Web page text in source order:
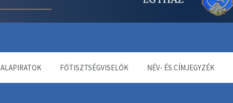
ALAPIRATOK FŐTISZTSÉGVISELŐK NÉV- ÉS CÍMJEGYZÉK